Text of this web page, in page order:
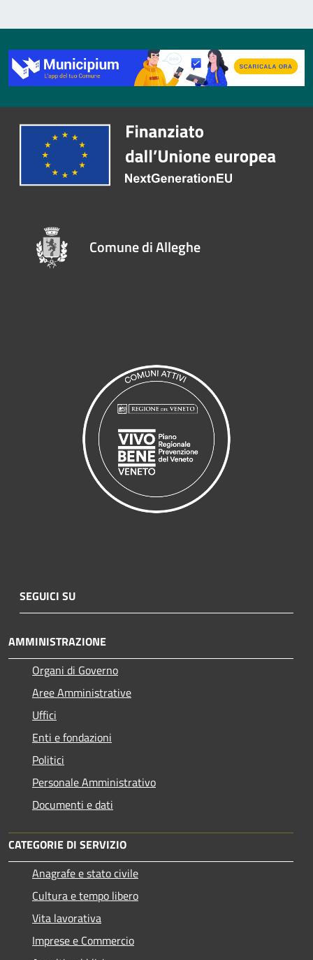
Comune di Alleghe
SEGUICI SU
AMMINISTRAZIONE
Organi di Governo
Aree Amministrative
Uffici
Enti e fondazioni
Politici
Personale Amministrativo
Documenti e dati
CATEGORIE DI SERVIZIO
Anagrafe e stato civile
Cultura e tempo libero
Vita lavorativa
Imprese e Commercio